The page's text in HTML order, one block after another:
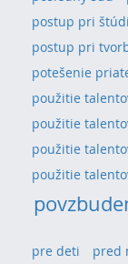
postup pri
postup pri
potešenie
použitie
použitie
použitie
použitie
pre deti
pred